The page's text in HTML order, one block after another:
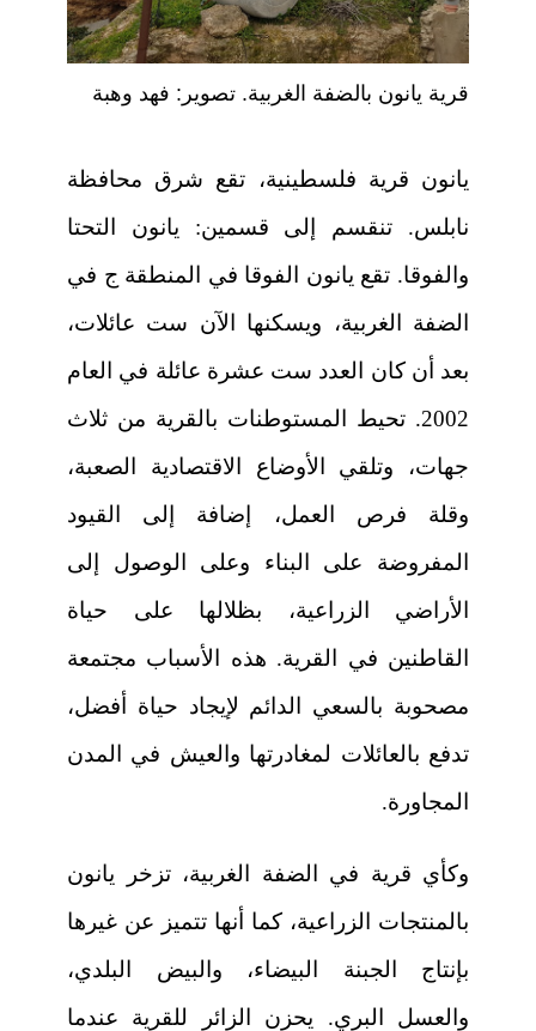
قرية يانون بالضفة الغربية. تصوير: فهد وهبة
يانون قرية فلسطينية، تقع شرق محافظة
نابلس. تنقسم إلى قسمين: يانون التحتا
والفوقا. تقع يانون الفوقا في المنطقة ج في
الضفة الغربية، ويسكنها الآن ست عائلات،
بعد أن كان العدد ست عشرة عائلة في العام
2002. تحيط المستوطنات بالقرية من ثلاث
جهات، وتلقي الأوضاع الاقتصادية الصعبة،
وقلة فرص العمل، إضافة إلى القيود
المفروضة على البناء وعلى الوصول إلى
الأراضي الزراعية، بظلالها على حياة
القاطنين في القرية. هذه الأسباب مجتمعة
مصحوبة بالسعي الدائم لإيجاد حياة أفضل،
تدفع بالعائلات لمغادرتها والعيش في المدن
المجاورة.
وكأي قرية في الضفة الغربية، تزخر يانون
بالمنتجات الزراعية، كما أنها تتميز عن غيرها
بإنتاج الجبنة البيضاء، والبيض البلدي،
والعسل البري. يحزن الزائر للقرية عندما